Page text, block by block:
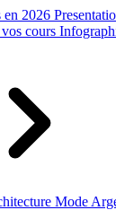
en 2026
cours
Mode